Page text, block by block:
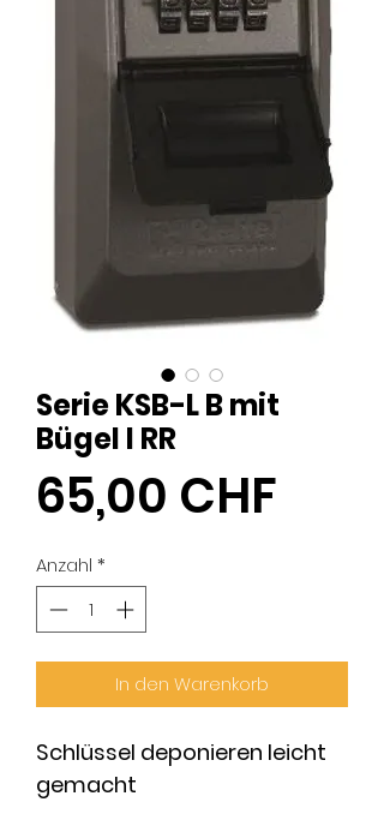
Serie KSB-L B mit
Bügel I RR
65,00 CHF
Anzahl *
In den Warenkorb
Schlüssel deponieren leicht
gemacht